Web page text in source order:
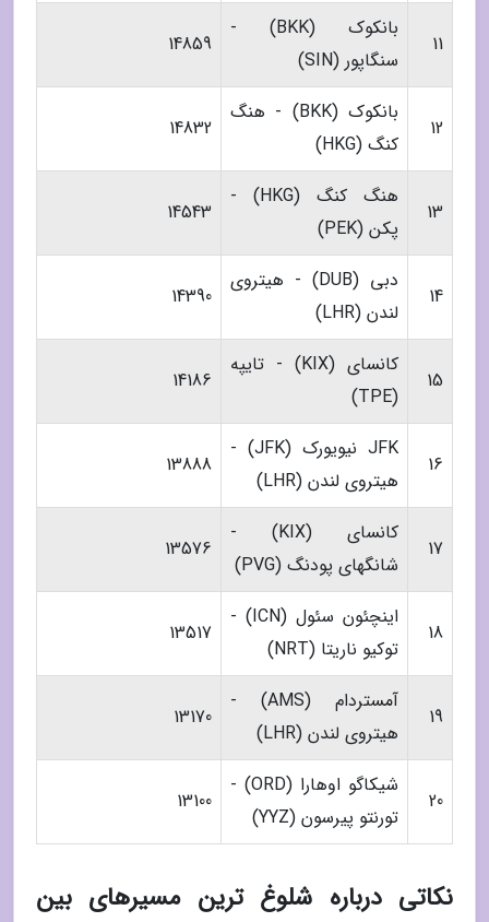
11
بانکوک (BKK) -
سنگاپور (SIN)
14859
12
بانکوک (BKK) - هنگ
کنگ (HKG)
14832
13
هنگ کنگ (HKG) -
پکن (PEK)
14543
14
دبی (DUB) - هیتروی
لندن (LHR)
14390
15
کانسای (KIX) - تایپه
(TPE)
14186
16
JFK نیویورک (JFK) -
هیتروی لندن (LHR)
13888
17
کانسای (KIX) -
شانگهای پودنگ (PVG)
13576
18
اینچئون سئول (ICN) -
توکیو ناریتا (NRT)
13517
19
آمستردام (AMS) -
هیتروی لندن (LHR)
13170
20
شیکاگو اوهارا (ORD) -
تورنتو پیرسون (YYZ)
13100
نکاتی درباره شلوغ ترین مسیرهای بین